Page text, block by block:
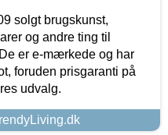
solgt brugskunst,
og andre ting til
er e-mærkede og har
foruden prisgaranti på
udvalg.